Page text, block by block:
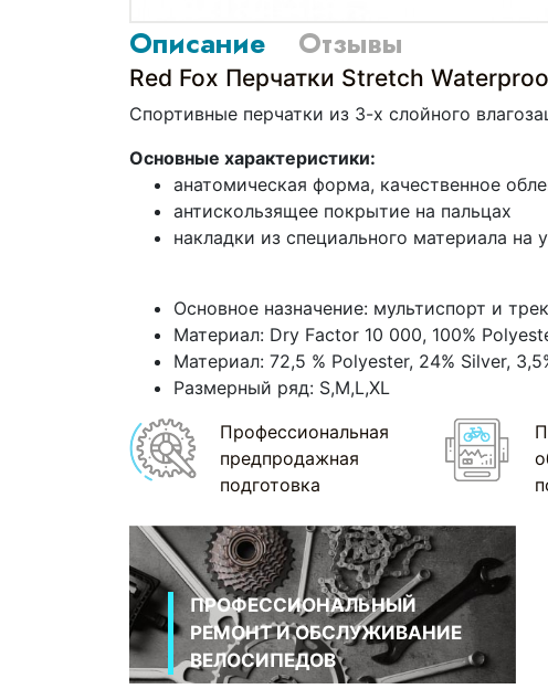
Описание Отзывы
Red Fox Перчатки Stretch
Спортивные перчатки из 3-х слойного
Основные характеристики:
анатомическая форма, качественное
антискользящее покрытие на пальцах
накладки из специального материала
Основное назначение: мультиспорт и
Материал: Dry Factor 10 000, 100%
Материал: 72,5 % Polyester, 24% Silver,
Размерный ряд: S,M,L,XL
Профессиональная
предпродажная
подготовка
ПРОФЕССИОНАЛЬНЫЙ
РЕМОНТ И ОБСЛУЖИВАНИЕ
ВЕЛОСИПЕДОВ